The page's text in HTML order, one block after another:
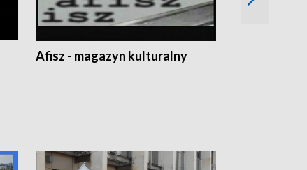
Afisz - magazyn kulturalny